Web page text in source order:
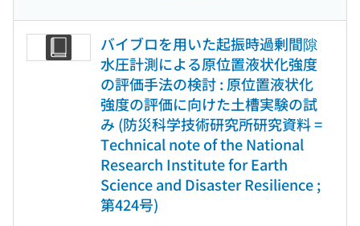
バイブロを用いた起振時過剰間隙
水圧計測による原位置液状化強度
の評価手法の検討 : 原位置液状化
強度の評価に向けた土槽実験の試
み (防災科学技術研究所研究資料 =
Technical note of the National
Research Institute for Earth
Science and Disaster Resilience ;
第424号)